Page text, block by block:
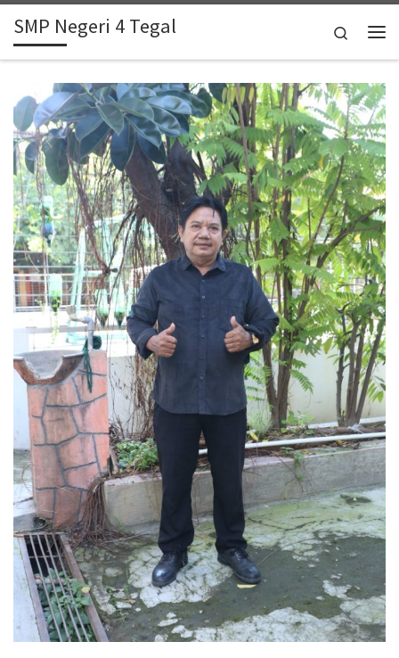
Skip to content
SMP Negeri 4 Tegal
Search